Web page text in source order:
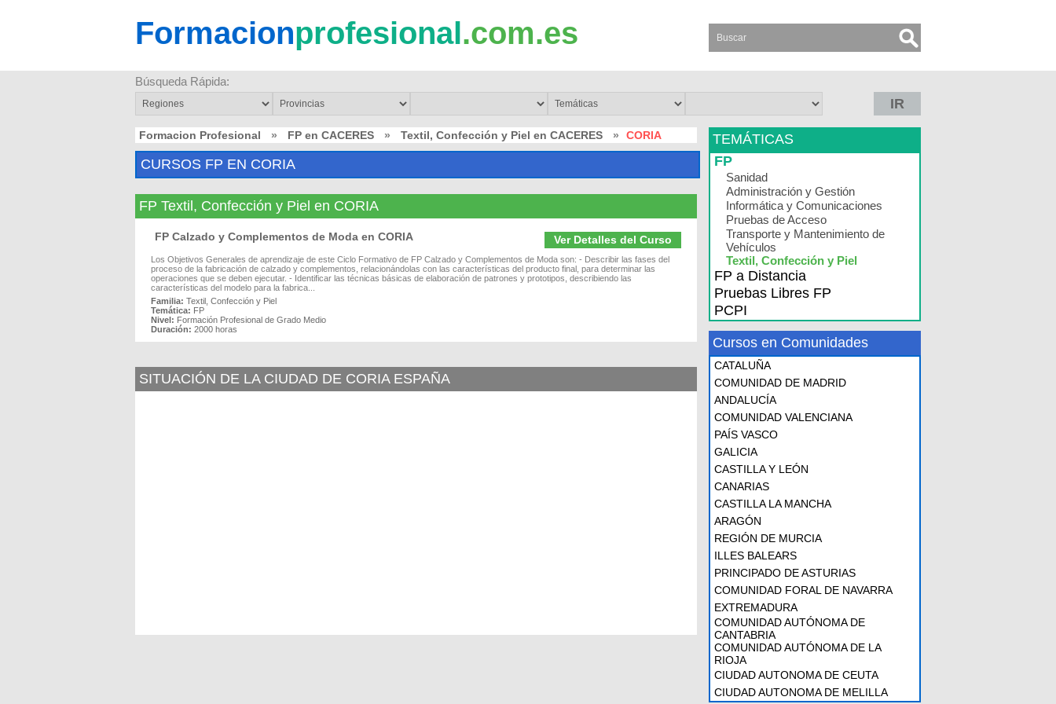
Formacionprofesional.com.es
Búsqueda Rápida:
IR
Formacion Profesional » FP en CACERES » Textil, Confección y Piel en CACERES » CORIA
CURSOS FP EN CORIA
FP Textil, Confección y Piel en CORIA
Ver Detalles del Curso
FP Calzado y Complementos de Moda en CORIA
Los Objetivos Generales de aprendizaje de este Ciclo Formativo de FP Calzado y Complementos de Moda son: - Describir las fases del
proceso de la fabricación de calzado y complementos, relacionándolas con las características del producto final, para determinar las
operaciones que se deben ejecutar. - Identificar las técnicas básicas de elaboración de patrones y prototipos, describiendo las
características del modelo para la fabrica...
Familia: Textil, Confección y Piel
Temática: FP
Nivel: Formación Profesional de Grado Medio
Duración: 2000 horas
SITUACIÓN DE LA CIUDAD DE CORIA ESPAÑA
TEMÁTICAS
FP
Sanidad
Administración y Gestión
Informática y Comunicaciones
Pruebas de Acceso
Transporte y Mantenimiento de
Vehículos
Textil, Confección y Piel
FP a Distancia
Pruebas Libres FP
PCPI
Cursos en Comunidades
CATALUÑA
COMUNIDAD DE MADRID
ANDALUCÍA
COMUNIDAD VALENCIANA
PAÍS VASCO
GALICIA
CASTILLA Y LEÓN
CANARIAS
CASTILLA LA MANCHA
ARAGÓN
REGIÓN DE MURCIA
ILLES BALEARS
PRINCIPADO DE ASTURIAS
COMUNIDAD FORAL DE NAVARRA
EXTREMADURA
COMUNIDAD AUTÓNOMA DE
CANTABRIA
COMUNIDAD AUTÓNOMA DE LA
RIOJA
CIUDAD AUTONOMA DE CEUTA
CIUDAD AUTONOMA DE MELILLA